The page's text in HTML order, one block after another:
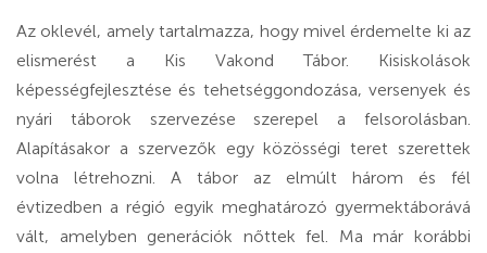
Az oklevél, amely tartalmazza, hogy mivel érdemelte ki az
elismerést a Kis Vakond Tábor. Kisiskolások
képességfejlesztése és tehetséggondozása, versenyek és
nyári táborok szervezése szerepel a felsorolásban.
Alapításakor a szervezők egy közösségi teret szerettek
volna létrehozni. A tábor az elmúlt három és fél
évtizedben a régió egyik meghatározó gyermektáborává
vált, amelyben generációk nőttek fel. Ma már korábbi